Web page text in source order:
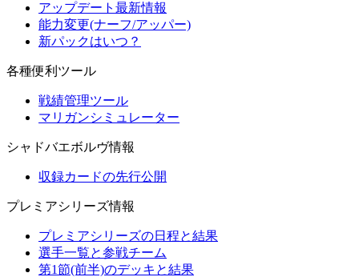
アップデート最新情報
能力変更(ナーフ/アッパー)
新パックはいつ？
各種便利ツール
戦績管理ツール
マリガンシミュレーター
シャドバエボルヴ情報
収録カードの先行公開
プレミアシリーズ情報
プレミアシリーズの日程と結果
選手一覧と参戦チーム
第1節(前半)のデッキと結果